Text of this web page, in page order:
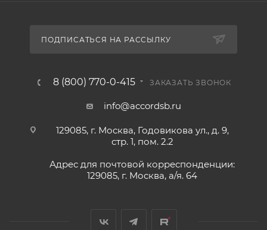
ПОДПИСАТЬСЯ НА РАССЫЛКУ
8 (800) 770-0-415 ЗАКАЗАТЬ ЗВОНОК
info@accordsb.ru
129085, г. Москва, Годовикова ул., д. 9,
стр. 1, пом. 2.2
Адрес для почтовой корреспонденции:
129085, г. Москва, а/я. 64